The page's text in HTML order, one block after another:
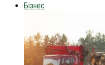
Бізнес